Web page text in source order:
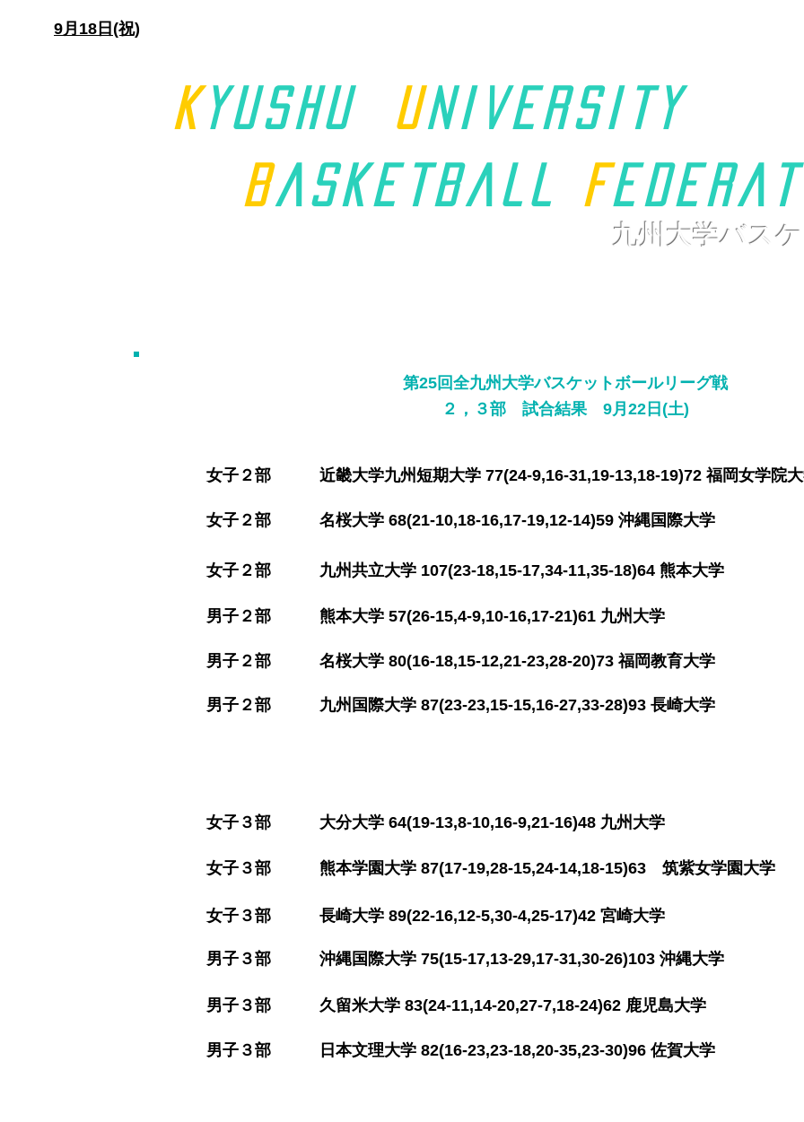
K yushu university
9月18日(祝)
Basket ball F
九州大学バス
第25回全九州大学バスケットボールリーグ戦
​２，３部 試合結果 9月22日(土)
女子２部 近畿大学九州短期大学 77(24-9,16-31,19-13,18-19)72 福岡
​女子２部 名桜大学 68(21-10,18-16,17-19,12-14)59 沖縄国際大学
女子２部 九州共立大学 107(23-18,15-17,34-11,35-18)64 熊本大
​男子２部 熊本大学 57(26-15,4-9,10-16,17-21)61 九州大学
​男子２部 名桜大学 80(16-18,15-12,21-23,28-20)73 福岡教育大学
​男子２部 九州国際大学 87(23-23,15-15,16-27,33-28)93 長崎大学
​女子３部 大分大学 64(19-13,8-10,16-9,21-16)48 九州大学
​女子３部 熊本学園大学 87(17-19,28-15,24-14,18-15)63 筑紫女学園
​女子３部 長崎大学 89(22-16,12-5,30-4,25-17)42 宮崎大学
​男子３部 沖縄国際大学 75(15-17,13-29,17-31,30-26)103 沖縄大学
​男子３部 久留米大学 83(24-11,14-20,27-7,18-24)62 鹿児島大学
​男子３部 日本文理大学 82(16-23,23-18,20-35,23-30)96 佐賀大学